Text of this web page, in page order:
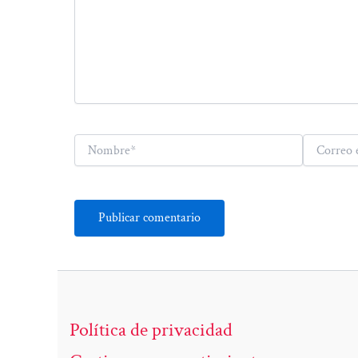
Nombre*
Correo
electrónico*
Política de privacidad